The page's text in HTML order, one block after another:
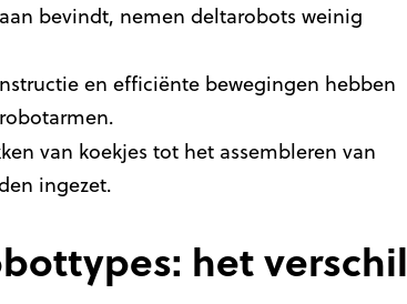
bevindt, nemen deltarobots weinig
en efficiënte bewegingen hebben
van koekjes tot het assembleren van
ingezet.
het verschil